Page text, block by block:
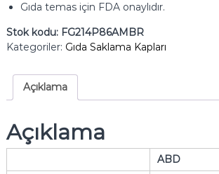
Gıda temas için FDA onaylıdır.
Stok kodu: FG214P86AMBR
Kategoriler: Gıda Saklama Kapları
Açıklama
Açıklama
ABD